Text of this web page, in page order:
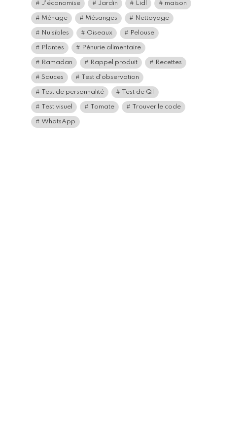
J'économise Jardin Lidl maison
Ménage Mésanges Nettoyage
Nuisibles Oiseaux Pelouse
Plantes Pénurie alimentaire
Ramadan Rappel produit Recettes
Sauces Test d'observation
Test de personnalité Test de QI
Test visuel Tomate Trouver le code
WhatsApp